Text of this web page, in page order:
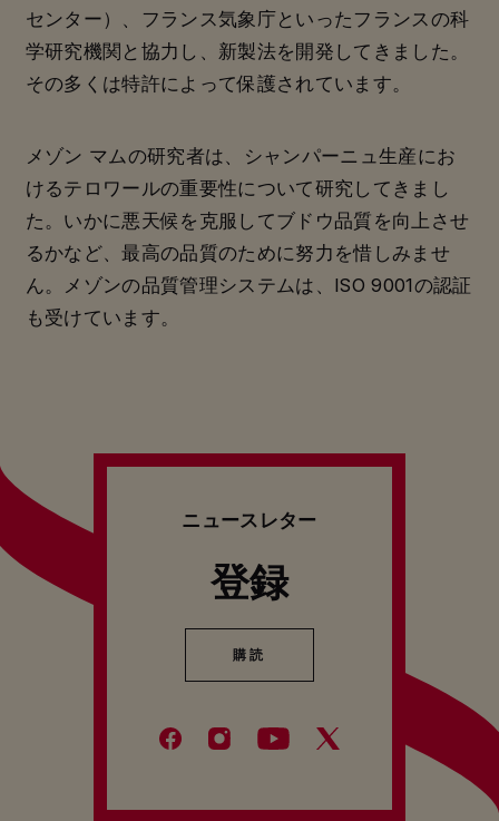
センター）、フランス気象庁といったフランスの科
学研究機関と協力し、新製法を開発してきました。
その多くは特許によって保護されています。
メゾン マムの研究者は、シャンパーニュ生産にお
けるテロワールの重要性について研究してきまし
た。いかに悪天候を克服してブドウ品質を向上させ
るかなど、最高の品質のために努力を惜しみませ
ん。メゾンの品質管理システムは、ISO 9001の認証
も受けています。
ニュースレター
登録
購読
購読